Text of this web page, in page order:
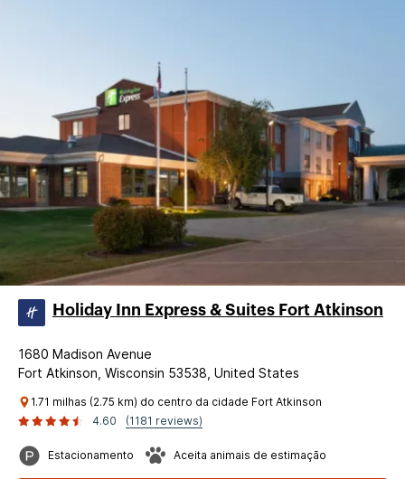
Holiday Inn Express & Suites Fort Atkinson
1680 Madison Avenue
Fort Atkinson, Wisconsin 53538, United States
1.71 milhas (2.75 km) do centro da cidade Fort Atkinson
4.60
(1181 reviews)
Estacionamento Aceita animais de estimação